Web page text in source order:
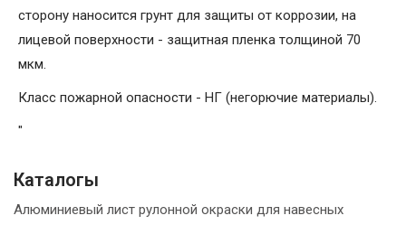
сторону наносится грунт для защиты от коррозии, на
лицевой поверхности - защитная пленка толщиной 70
мкм.
Класс пожарной опасности - НГ (негорючие материалы).
"
Каталогы
Алюминиевый лист рулонной окраски для навесных